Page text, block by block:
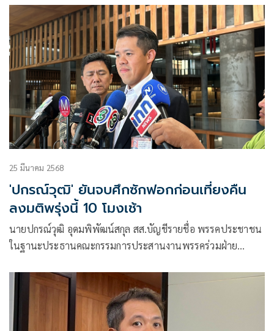
25 มีนาคม 2568
'ปกรณ์วุฒิ' ยันจบศึกซักฟอกก่อนเที่ยงคืน​
ลงมติพรุ่งนี้ 10 โมงเช้า
นายปกรณ์วุฒิ อุดมพิพัฒน์สกุล​ สส.บัญชีรายชื่อ พรรคประชาชน
ในฐานะประธานคณะกรรมการประสานงานพรรคร่วมฝ่าย
น.ส.แพทองธาร​ ชินวัตร​ นายกรัฐมนตรี